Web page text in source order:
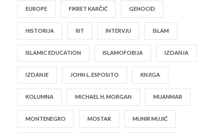
EUROPE FIKRET KARČIĆ GENOCID
HISTORIJA IIIT INTERVJU ISLAM
ISLAMIC EDUCATION ISLAMOFOBIJA IZDANJA
IZDANJE JOHN L. ESPOSITO KNJIGA
KOLUMNA MICHAEL H. MORGAN MIJANMAR
MONTENEGRO MOSTAR MUNIR MUJIĆ